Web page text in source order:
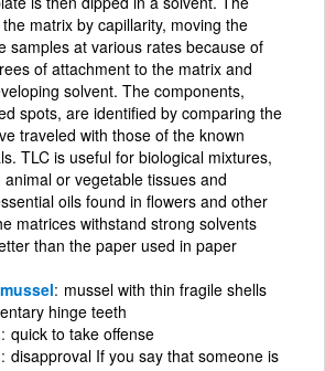
matrix by capillarity, moving the
samples at various rates because of
of attachment to the matrix and
solvent. The components,
spots, are identified by comparing the
traveled with those of the known
TLC is useful for biological mixtures,
or vegetable tissues and
oils found in flowers and other
matrices withstand strong solvents
than the paper used in paper
mussel with thin fragile shells
hinge teeth
quick to take offense
disapproval If you say that someone is